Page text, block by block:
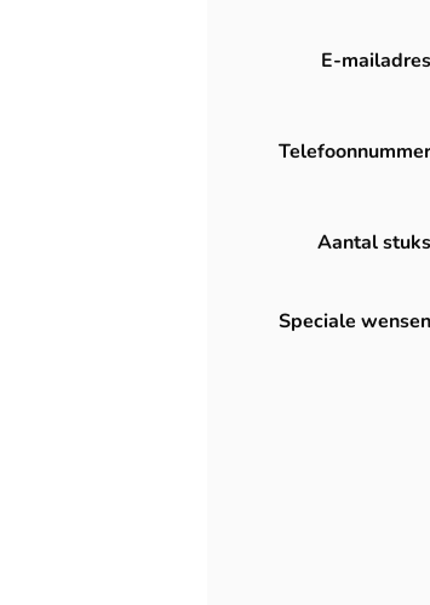
E-mailadres
Telefoonnummer
Aantal stuks
Speciale wensen